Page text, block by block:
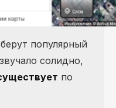
популярный
солидно,
по